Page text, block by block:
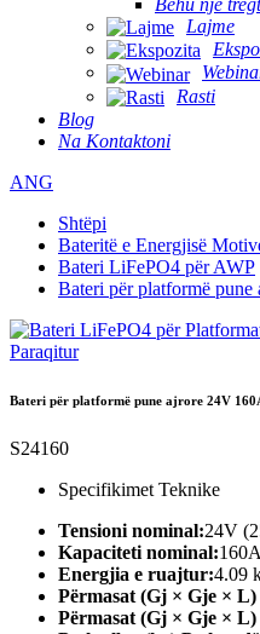
Lajme
Rasti
Blog
Na Kontaktoni
ANG
Shtëpi
Bateritë e Energjisë
Bateri LiFePO4 për AWP
Bateri për platformë pune
Bateri për platformë pune ajrore 24V
S24160
Specifikimet Teknike
Tensioni nominal:24V
Kapaciteti nominal:
Energjia e ruajtur:4.09
Përmasat (Gj × Gje × L)
Përmasat (Gj × Gje ×